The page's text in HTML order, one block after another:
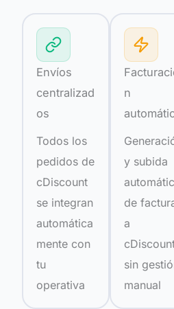
Envíos
centralizad
os
Todos los
pedidos de
cDiscount
se integran
automática
mente con
tu
operativa
n
y subida
de
a
sin
manual